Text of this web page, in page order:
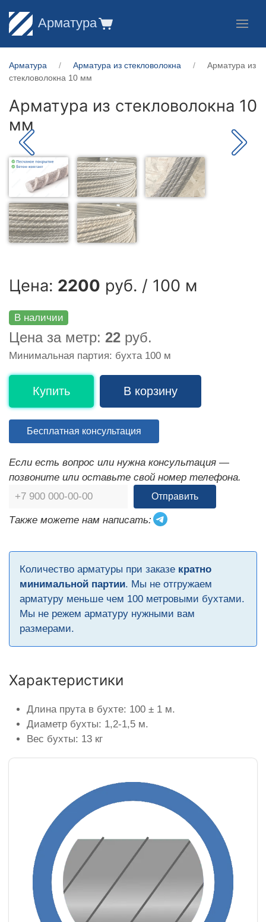
Арматура
Арматура Арматура из стекловолокна
Арматура из
стекловолокна 10 мм
Арматура из стекловолокна 10
мм
Цена: 2200 руб. / 100 м
В наличии
Цена за метр: 22 руб.
Минимальная партия: бухта 100 м
Купить В корзину
Бесплатная консультация
Если есть вопрос или нужна консультация —
позвоните или оставьте свой номер телефона.
Отправить
Также можете нам написать:
Количество арматуры при заказе кратно
минимальной партии. Мы не отгружаем
арматуру меньше чем 100 метровыми бухтами.
Мы не режем арматуру нужными вам
размерами.
Характеристики
Длина прута в бухте: 100 ± 1 м.
Диаметр бухты: 1,2-1,5 м.
Вес бухты: 13 кг